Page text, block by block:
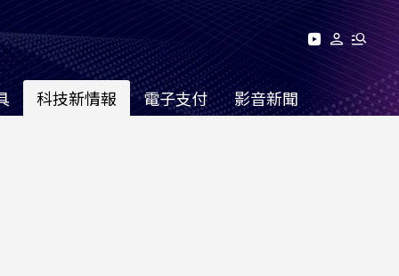
科技新情報 電子支付 影音新聞